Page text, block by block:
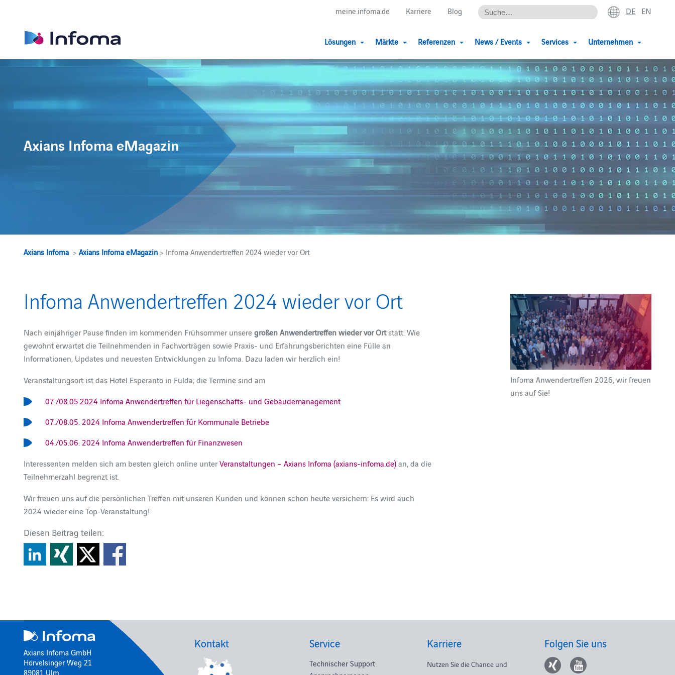
meine.infoma.de Karriere Blog DE EN
Lösungen Märkte Referenzen News / Events Services Unternehmen
Axians Infoma eMagazin
Axians Infoma >Axians Infoma eMagazin > Infoma Anwendertreffen 2024 wieder vor Ort
Infoma Anwendertreffen 2024 wieder vor Ort
Nach einjähriger Pause finden im kommenden Frühsommer unseregroßen Anwendertreffen wieder vor Ortstatt. Wie
gewohnt erwartet die Teilnehmenden in Fachvorträgen sowie Praxis- und Erfahrungsberichten eine Fülle an
Informationen, Updates und neuesten Entwicklungen zu Infoma. Dazu laden wir herzlich ein!
Veranstaltungsort ist das Hotel Esperanto in Fulda; die Termine sind am
07./08.05.2024 Infoma Anwendertreffen für Liegenschafts- und Gebäudemanagement
07./08.05. 2024 Infoma Anwendertreffen für Kommunale Betriebe
04./05.06. 2024 Infoma Anwendertreffen für Finanzwesen
Interessenten melden sich am besten gleich online unterVeranstaltungen – Axians Infoma (axians-infoma.de)an, da die
Teilnehmerzahl begrenzt ist.
Wir freuen uns auf die persönlichen Treffen mit unseren Kunden und können schon heute versichern: Es wird auch
2024 wieder eine Top-Veranstaltung!
Diesen Beitrag teilen:
Infoma Anwendertreffen 2026, wir freuen
uns auf Sie!
Axians Infoma GmbH
Hörvelsinger Weg 21
89081 Ulm
Kontakt Service
Technischer Support
Karriere
Nutzen Sie die Chance und
Folgen Sie uns